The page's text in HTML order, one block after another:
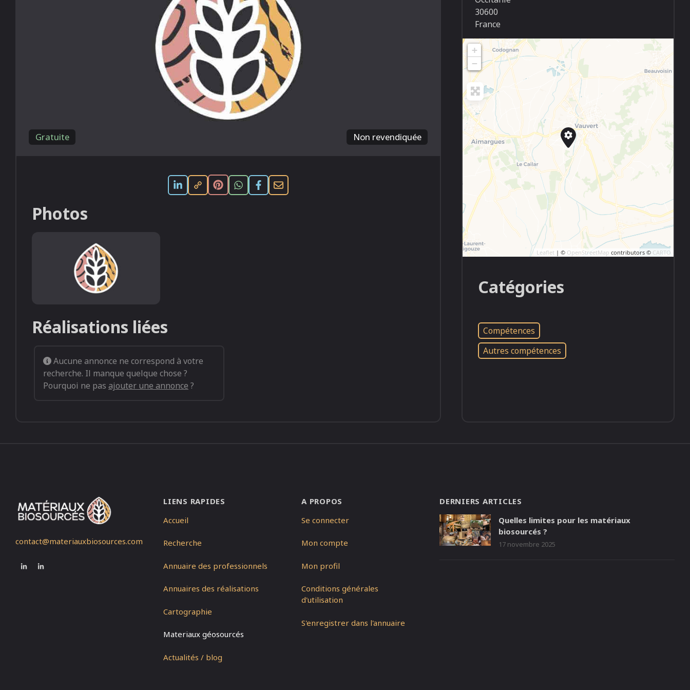
Non revendiquée
Gratuite
Photos
Réalisations liées
Aucune annonce ne correspond à votre
recherche. Il manque quelque chose ?
Pourquoi ne pas ajouter une annonce ?
30600
France
+
−
Leaflet| © OpenStreetMap contributors © CARTO
Catégories
Compétences
Autres compétences
contact@materiauxbiosources.com
LIENS RAPIDES
Accueil
Recherche
Annuaire des professionnels
Annuaires des réalisations
Cartographie
Materiaux géosourcés
Actualités / blog
A PROPOS
Se connecter
Mon compte
Mon profil
Conditions générales
d'utilisation
S'enregistrer dans l'annuaire
DERNIERS ARTICLES
Quelles limites pour les matériaux
biosourcés ?
17 novembre 2025